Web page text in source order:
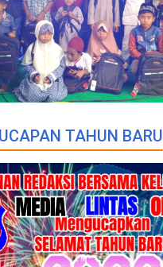
TAHUN BARU